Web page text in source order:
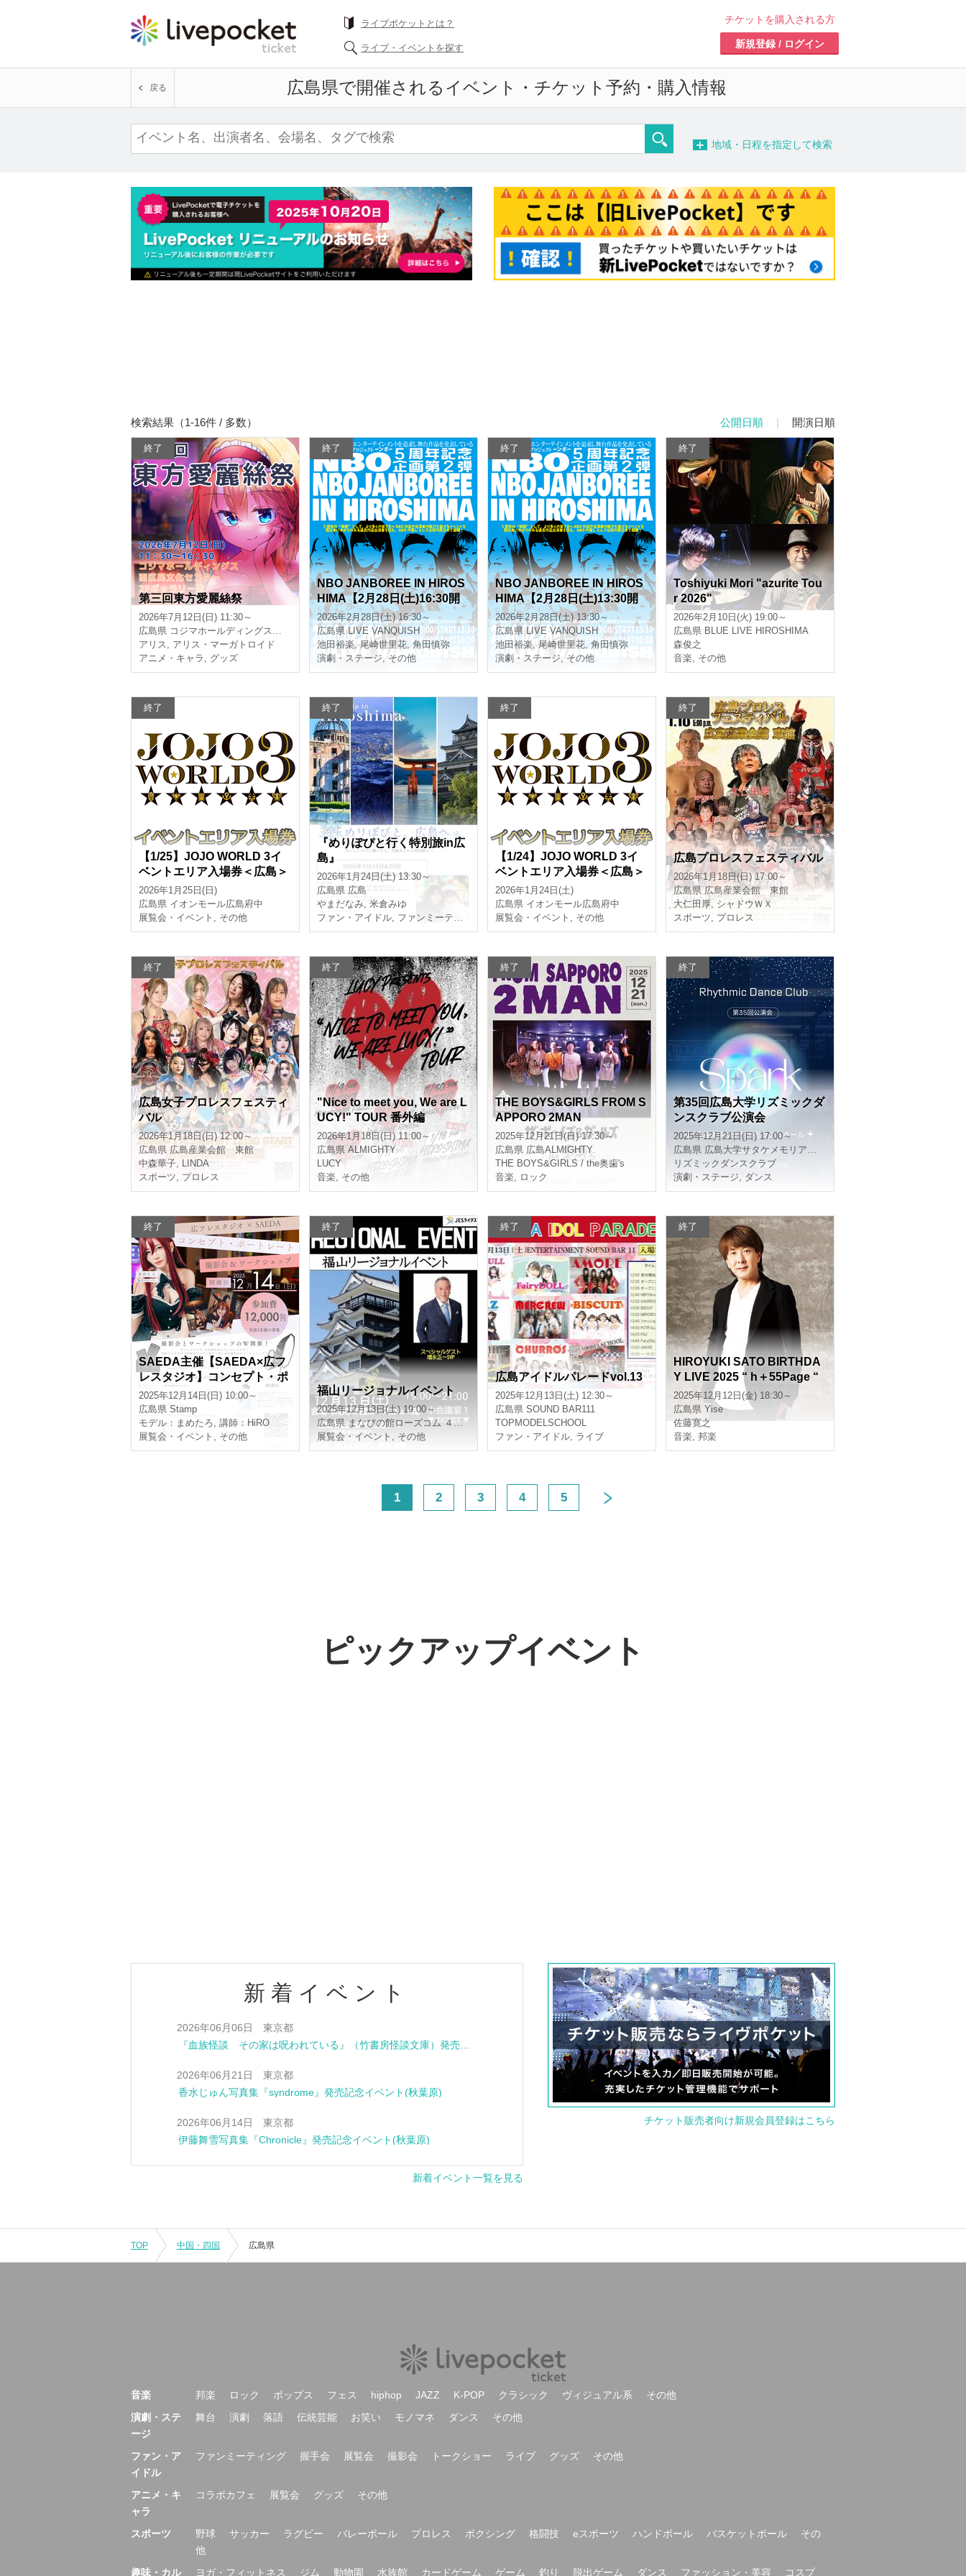
ライブポケットとは？
ライブ・イベントを探す
チケットを購入される方
新規登録 / ログイン
広島県で開催されるイベント・チケット予約・購入情報
戻る
− 地域・日程を指定して検索
検索結果（1-16件 / 多数） 公開日順 | 開演日順
終了
第三回東方愛麗絲祭
2026年7月12日(日) 11:30～
広島県 コジマホールディングス西区民文化センター
アリス, アリス・マーガトロイド
アニメ・キャラ , グッズ
終了
NBO JANBOREE IN HIROS
HIMA【2月28日(土)16:30開
演】
2026年2月28日(土) 16:30～
広島県 LIVE VANQUISH
池田裕楽,尾崎世里花,角田慎弥
演劇・ステージ, その他
終了
NBO JANBOREE IN HIROS
HIMA【2月28日(土)13:30開
演】
2026年2月28日(土) 13:30～
広島県 LIVE VANQUISH
池田裕楽,尾崎世里花,角田慎弥
演劇・ステージ, その他
終了
Toshiyuki Mori "azurite Tou
r 2026"
2026年2月10日(火) 19:00～
広島県 BLUE LIVE HIROSHIMA
森俊之
音楽, その他
終了
【1/25】JOJO WORLD 3イ
ベントエリア入場券＜広島＞
2026年1月25日(日)
広島県 イオンモール広島府中
展覧会・イベント , その他
終了
『めりぽぴと行く特別旅in広
島』
2026年1月24日(土) 13:30～
広島県 広島
やまだなみ, 米倉みゆ
ファン・アイドル, ファンミーティング
終了
【1/24】JOJO WORLD 3イ
ベントエリア入場券＜広島＞
2026年1月24日(土)
広島県 イオンモール広島府中
展覧会・イベント , その他
終了
広島プロレスフェスティバル
2026年1月18日(日) 17:00～
広島県 広島産業会館 東館
大仁田厚, シャドウＷＸ
スポーツ, プロレス
終了
広島女子プロレスフェスティ
バル
2026年1月18日(日) 12:00～
広島県 広島産業会館 東館
中森華子, LINDA
スポーツ, プロレス
終了
"Nice to meet you, We are L
UCY!" TOUR 番外編
2026年1月18日(日) 11:00～
広島県 ALMIGHTY
LUCY
音楽, その他
終了
THE BOYS&GIRLS FROM S
APPORO 2MAN
2025年12月21日(日) 17:30～
広島県 広島ALMIGHTY
THE BOYS&GIRLS / the奥歯's
音楽, ロック
終了
第35回広島大学リズミックダ
ンスクラブ公演会
2025年12月21日(日) 17:00～
広島県 広島大学サタケメモリアルホール
リズミックダンスクラブ
演劇・ステージ, ダンス
終了
SAEDA主催【SAEDA×広フ
レスタジオ】コンセプト・ポ
ートレート撮影会&ワークシ
ョップ【まめたろ】
2025年12月14日(日) 10:00～
広島県 Stamp
モデル：まめたろ, 講師：HiRO
展覧会・イベント , その他
終了
福山リージョナルイベント
2025年12月13日(土) 19:00～
広島県 まなびの館ローズコム ４階 小会議室１
展覧会・イベント , その他
終了
広島アイドルパレードvol.13
2025年12月13日(土) 12:30～
広島県 SOUND BAR111
TOPMODELSCHOOL
ファン・アイドル, ライブ
終了
HIROYUKI SATO BIRTHDA
Y LIVE 2025 “ h＋55Page “
HIROSHIMA
2025年12月12日(金) 18:30～
広島県 Yise
佐藤寛之
音楽, 邦楽
1 2 3 4 5
ピックアップイベント
新着イベント
2026年06月06日 東京都
2026年06月21日 東京都
香水じゅん写真集『syndrome』発売記念イベント(秋葉原)
2026年06月14日 東京都
伊藤舞雪写真集『Chronicle』発売記念イベント(秋葉原)
新着イベント一覧を見る
チケット販売者向け新規会員登録はこちら
TOP 中国・四国 広島県
音楽 邦楽 ロック ポップス フェス hiphop JAZZ K-POP クラシック ヴィジュアル系
その他
演劇・ステ
ージ
舞台 演劇 落語 伝統芸能 お笑い モノマネ ダンス その他
ファン・ア
イドル
ファンミーティング 握手会 展覧会 撮影会 トークショー ライブ グッズ その他
アニメ・キ
ャラ
コラボカフェ 展覧会 グッズ その他
スポーツ 野球 サッカー ラグビー バレーボール プロレス ボクシング 格闘技 eスポーツ ハンドボール バスケットボール
その
他
趣味・カル
ヨガ・フィットネス ジム 動物園 水族館 カードゲーム ゲーム 釣り 脱出ゲーム ダンス ファッション・美容 コスプ